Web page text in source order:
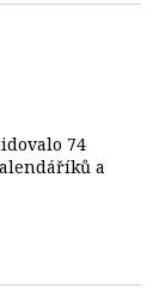
74
a